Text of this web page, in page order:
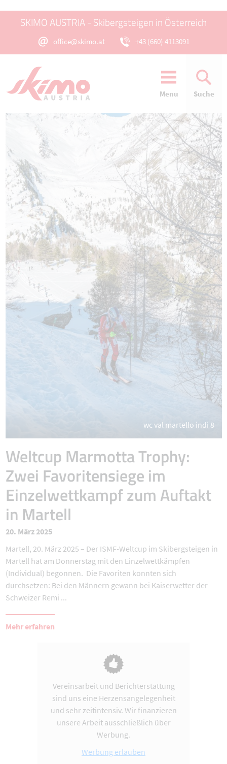
SKIMO AUSTRIA - Skibergsteigen in Österreich
office@skimo.at +43 (660) 4113091
Menu Suche
wc val martello indi 8
Weltcup Marmotta Trophy:
Zwei Favoritensiege im
Einzelwettkampf zum Auftakt
in Martell
20. März 2025
Martell, 20. März 2025 – Der ISMF-Weltcup im Skibergsteigen in
Martell hat am Donnerstag mit den Einzelwettkämpfen
(Individual) begonnen. Die Favoriten konnten sich
durchsetzen: Bei den Männern gewann bei Kaiserwetter der
Schweizer Remi ...
Mehr erfahren
Vereinsarbeit und Berichterstattung
sind uns eine Herzensangelegenheit
und sehr zeitintensiv. Wir finanzieren
unsere Arbeit ausschließlich über
Werbung.
Werbung erlauben